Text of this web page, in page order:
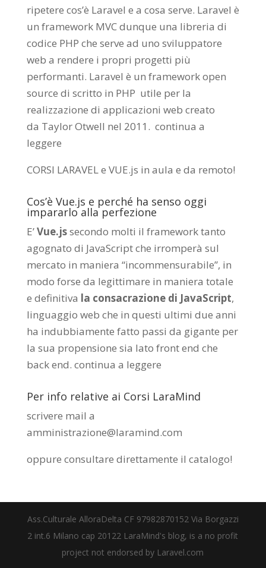
ripetere cos’è Laravel e a cosa serve. Laravel è
un framework MVC dunque una libreria di
codice PHP che serve ad uno sviluppatore
web a rendere i propri progetti più
performanti. Laravel è un framework open
source di scritto in PHP utile per la
realizzazione di applicazioni web creato
da Taylor Otwell nel 2011. continua a
leggere
CORSI LARAVEL e VUE.js in aula e da remoto!
Cos’è Vue.js e perché ha senso oggi
impararlo alla perfezione
E’Vue.jssecondo molti il framework tanto
agognato di JavaScript che irromperà sul
mercato in maniera “incommensurabile”, in
modo forse da legittimare in maniera totale
e definitiva la consacrazione di JavaScript,
linguaggio web che in questi ultimi due anni
ha indubbiamente fatto passi da gigante per
la sua propensione sia lato front end che
back end. continua a leggere
Per info relative ai Corsi LaraMind
scrivere mail a
amministrazione@laramind.com
oppure consultare direttamente il catalogo!
Ass.Culturale AlloraDelta CF 97982870152 Via Borgazzi
2 int.6 Milano cap 20122 LaraMind's blog, is a no profit
project not endorsed by Laravel.com